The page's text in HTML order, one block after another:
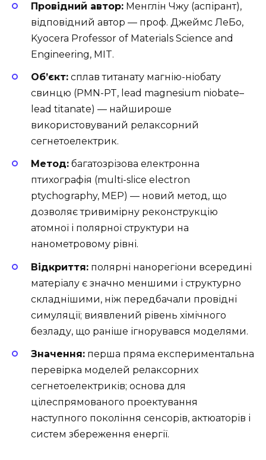
Провідний автор: Менглін Чжу (аспірант),
відповідний автор — проф. Джеймс ЛеБо,
Kyocera Professor of Materials Science and
Engineering, MIT.
Об’єкт: сплав титанату магнію-ніобату
свинцю (PMN-PT, lead magnesium niobate–
lead titanate) — найшироше
використовуваний релаксорний
сегнетоелектрик.
Метод: багатозрізова електронна
птихографія (multi-slice electron
ptychography, MEP) — новий метод, що
дозволяє тривимірну реконструкцію
атомної і полярної структури на
нанометровому рівні.
Відкриття: полярні нанорегіони всередині
матеріалу є значно меншими і структурно
складнішими, ніж передбачали провідні
симуляції; виявлений рівень хімічного
безладу, що раніше ігнорувався моделями.
Значення: перша пряма експериментальна
перевірка моделей релаксорних
сегнетоелектриків; основа для
цілеспрямованого проектування
наступного покоління сенсорів, актюаторів і
систем збереження енергії.